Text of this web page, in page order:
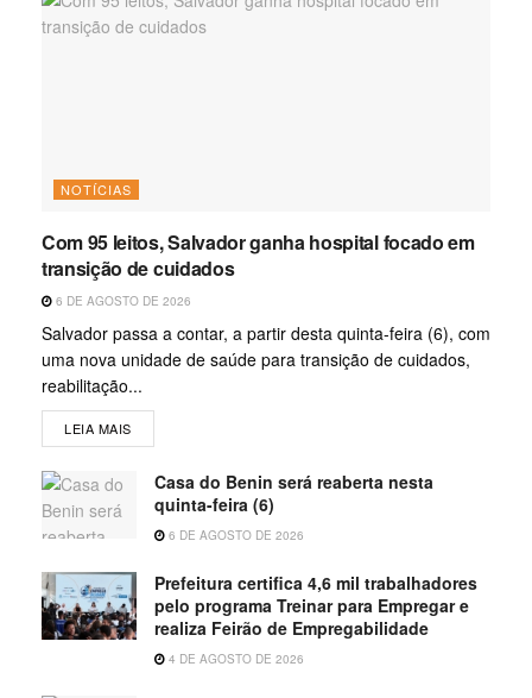
NOTÍCIAS
Com 95 leitos, Salvador ganha hospital focado em
transição de cuidados
6 DE AGOSTO DE 2026
Salvador passa a contar, a partir desta quinta-feira (6), com
uma nova unidade de saúde para transição de cuidados,
reabilitação...
LEIA MAIS
Casa do Benin será reaberta nesta
quinta-feira (6)
6 DE AGOSTO DE 2026
Prefeitura certifica 4,6 mil trabalhadores
pelo programa Treinar para Empregar e
realiza Feirão de Empregabilidade
4 DE AGOSTO DE 2026